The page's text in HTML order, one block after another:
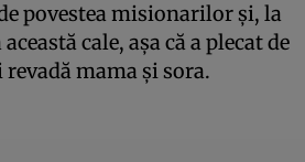
povestea misionarilor şi, la
cale, aşa că a plecat de
mama şi sora.